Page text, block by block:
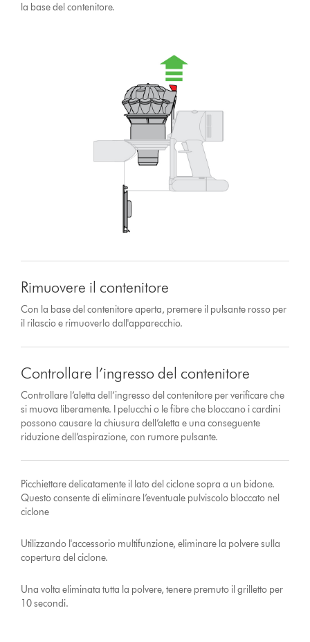
la base del contenitore.
Rimuovere il contenitore
Con la base del contenitore aperta, premere il pulsante rosso per
il rilascio e rimuoverlo dall'apparecchio.
Controllare l’ingresso del contenitore
Controllare l’aletta dell’ingresso del contenitore per verificare che
si muova liberamente. I pelucchi o le fibre che bloccano i cardini
possono causare la chiusura dell’aletta e una conseguente
riduzione dell’aspirazione, con rumore pulsante.
Picchiettare delicatamente il lato del ciclone sopra a un bidone.
Questo consente di eliminare l’eventuale pulviscolo bloccato nel
ciclone
Utilizzando l'accessorio multifunzione, eliminare la polvere sulla
copertura del ciclone.
Una volta eliminata tutta la polvere, tenere premuto il grilletto per
10 secondi.